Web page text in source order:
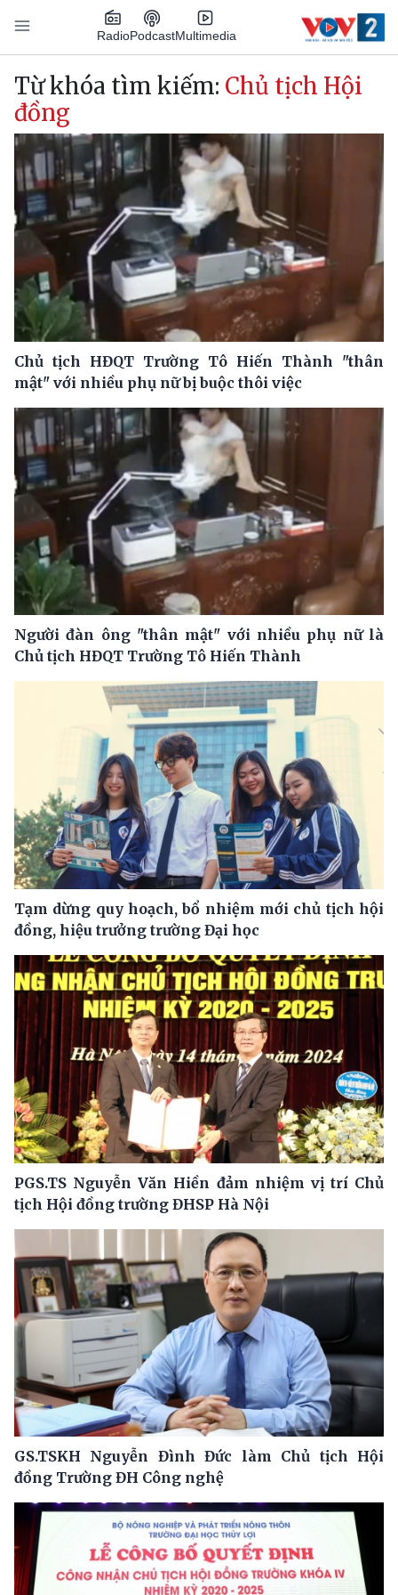
Nhảy đến nội dung
RadioPodcastMultimedia
Main navigation
Từ khóa tìm kiếm: Chủ tịch Hội
đồng
Chủ tịch HĐQT Trường Tô Hiến Thành "thân
mật" với nhiều phụ nữ bị buộc thôi việc
Người đàn ông "thân mật" với nhiều phụ nữ là
Chủ tịch HĐQT Trường Tô Hiến Thành
Tạm dừng quy hoạch, bổ nhiệm mới chủ tịch hội
đồng, hiệu trưởng trường Đại học
PGS.TS Nguyễn Văn Hiền đảm nhiệm vị trí Chủ
tịch Hội đồng trường ĐHSP Hà Nội
GS.TSKH Nguyễn Đình Đức làm Chủ tịch Hội
đồng Trường ĐH Công nghệ